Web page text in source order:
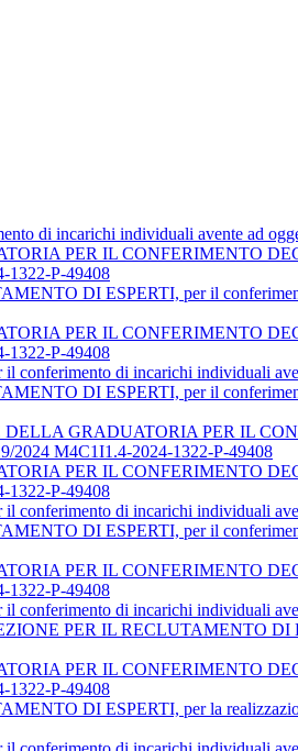
di incarichi individuali avente ad
PER IL CONFERIMENTO
1322-P-49408
DI ESPERTI, per il
PER IL CONFERIMENTO
1322-P-49408
conferimento di incarichi individuali
DI ESPERTI, per il
GRADUATORIA PER IL
M4C1I1.4-2024-1322-P-49408
PER IL CONFERIMENTO
1322-P-49408
conferimento di incarichi individuali
DI ESPERTI, per il
PER IL CONFERIMENTO
1322-P-49408
conferimento di incarichi individuali
PER IL RECLUTAMENTO DI
PER IL CONFERIMENTO
1322-P-49408
DI ESPERTI, per la